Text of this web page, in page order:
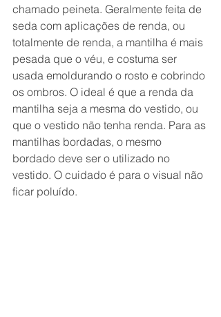
chamado peineta. Geralmente feita de
seda com aplicações de renda, ou
totalmente de renda, a mantilha é mais
pesada que o véu, e costuma ser
usada emoldurando o rosto e cobrindo
os ombros. O ideal é que a renda da
mantilha seja a mesma do vestido, ou
que o vestido não tenha renda. Para as
mantilhas bordadas, o mesmo
bordado deve ser o utilizado no
vestido. O cuidado é para o visual não
ficar poluído.